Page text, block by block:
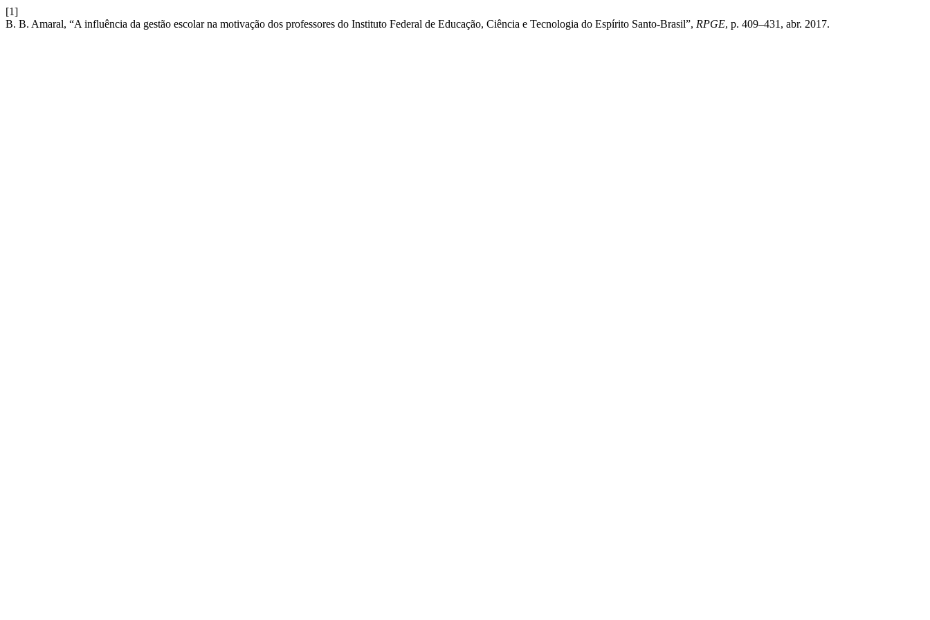
[1]
B. B. Amaral, “A influência da gestão escolar na motivação dos professores do Instituto Federal de Educação, Ciência e Tecnologia do Espírito Santo-Brasil”, RPGE, p. 409–431, abr. 2017.